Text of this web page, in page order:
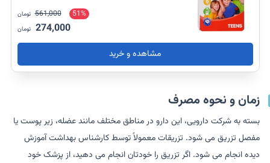
51%
561,000 تومان
274,000 تومان
مشاهده و خرید
زمان و نحوه مصرف
بسته به شرکت دارویی، این دارو در مناطق مختلف مانند عضله، زیر پوست یا
مفصل تزریق می شود. تزریقات معمولاً توسط کارشناس بهداشت آموزش
دیده انجام می شود. اگر تزریق را خودتان انجام می دهید، از پزشک خود